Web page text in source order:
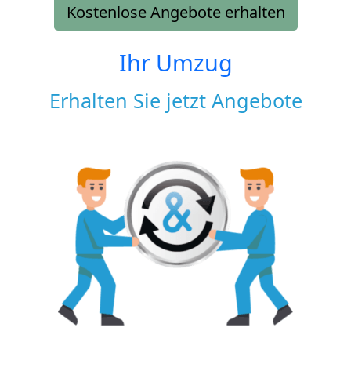
Kostenlose Angebote erhalten
Ihr Umzug
Erhalten Sie jetzt Angebote